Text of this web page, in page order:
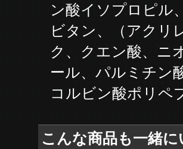
ン酸イソプロピル
ビタン、（アクリ
ク、クエン酸、ニ
ール、パルミチン
コルビン酸ポリペ
こんな商品も一緒